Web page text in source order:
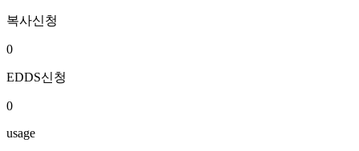
복사신청
0
EDDS신청
0
usage